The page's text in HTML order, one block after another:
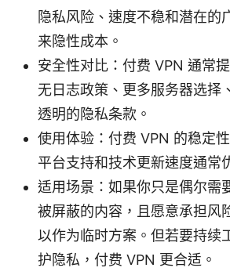
隐私风险、速度不稳和潜在的
来隐性成本。
安全性对比：付费 VPN 通常
无日志政策、更多服务器选择
透明的隐私条款。
使用体验：付费 VPN 的稳定
平台支持和技术更新速度通常
适用场景：如果你只是偶尔需
被屏蔽的内容，且愿意承担风
以作为临时方案。但若要持续
护隐私，付费 VPN 更合适。